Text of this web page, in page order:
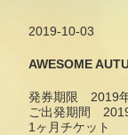
2019-10-03
AWESOME
発券期限 2019
ご出発期間
1ヶ月チケット